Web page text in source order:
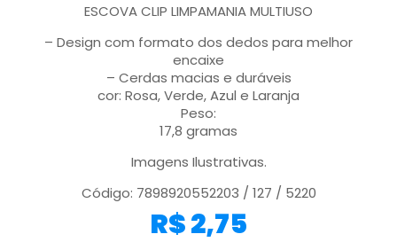
ESCOVA CLIP LIMPAMANIA MULTIUSO
– Design com formato dos dedos para melhor
encaixe
– Cerdas macias e duráveis
cor: Rosa, Verde, Azul e Laranja
Peso:
17,8 gramas
Imagens Ilustrativas.
Código: 7898920552203 / 127 / 5220
R$2,75